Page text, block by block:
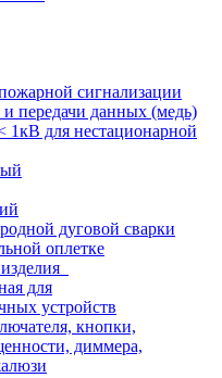
сигнализации
и передачи данных (медь)
1кВ для нестационарной
дуговой сварки
оплетке
для
устройств
кнопки,
диммера,